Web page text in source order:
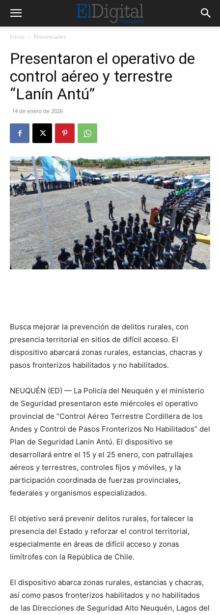
Inicio Provinciales
Presentaron el operativo de
control aéreo y terrestre
“Lanín Antú”
14 de enero de 2026
Busca mejorar la prevención de delitos rurales, con
presencia territorial en sitios de difícil acceso. El
dispositivo abarcará zonas rurales, estancias, chacras y
pasos fronterizos habilitados y no habilitados.
NEUQUÉN (ED) — La Policía del Neuquén y el ministerio
de Seguridad presentaron este miércoles el operativo
provincial de “Control Aéreo Terrestre Cordillera de los
Andes y Control de Pasos Fronterizos No Habilitados” del
Plan de Seguridad Lanín Antú. El dispositivo se
desarrollará entre el 15 y el 25 enero, con patrullajes
aéreos y terrestres, controles fijos y móviles, y la
participación coordinada de fuerzas provinciales,
federales y organismos especializados.
El objetivo será prevenir delitos rurales, fortalecer la
presencia del Estado y reforzar el control territorial,
especialmente en áreas de difícil acceso y zonas
limítrofes con la República de Chile.
El dispositivo abarca zonas rurales, estancias y chacras,
así como pasos fronterizos habilitados y no habilitados
de las Direcciones de Seguridad Alto Neuquén, Lagos del